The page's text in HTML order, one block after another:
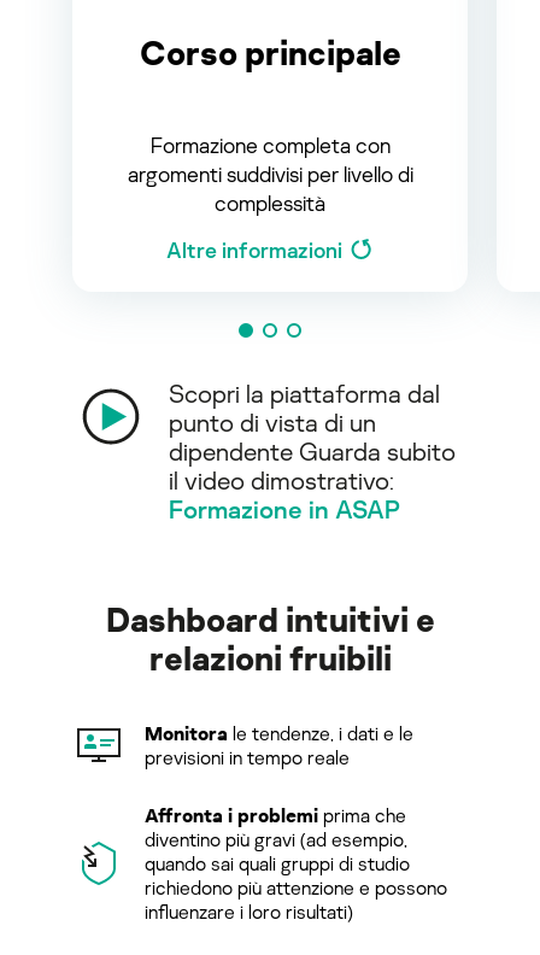
Corso principale
Formazione completa con
argomenti suddivisi per livello di
complessità
Altre informazioni
Scopri la piattaforma dal
punto di vista di un
dipendente Guarda subito
il video dimostrativo:
Formazione in ASAP
Dashboard intuitivi e
relazioni fruibili
Monitora le tendenze, i dati e le
previsioni in tempo reale
Affronta i problemi prima che
diventino più gravi (ad esempio,
quando sai quali gruppi di studio
richiedono più attenzione e possono
influenzare i loro risultati)